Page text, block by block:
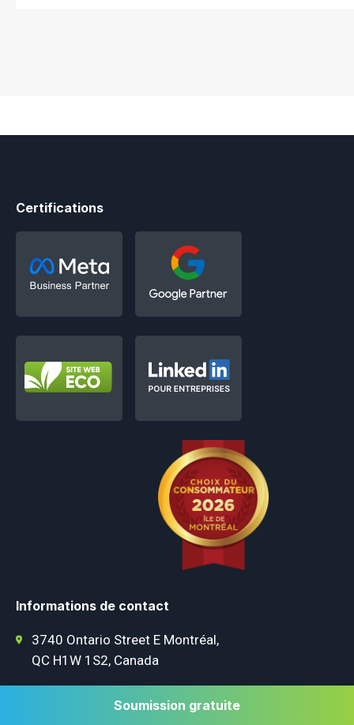
Soumission gratuite
Certifications
Informations de contact
3740 Ontario Street E Montréal,
QC H1W 1S2, Canada